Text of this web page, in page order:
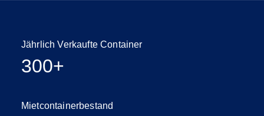
Jährlich Verkaufte Container
300+
Mietcontainerbestand